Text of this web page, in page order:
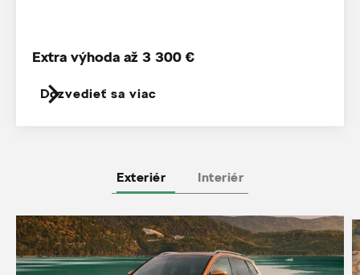
Dozvedieť sa viac
Extra výhoda až 3 300 €
Exteriér Interiér